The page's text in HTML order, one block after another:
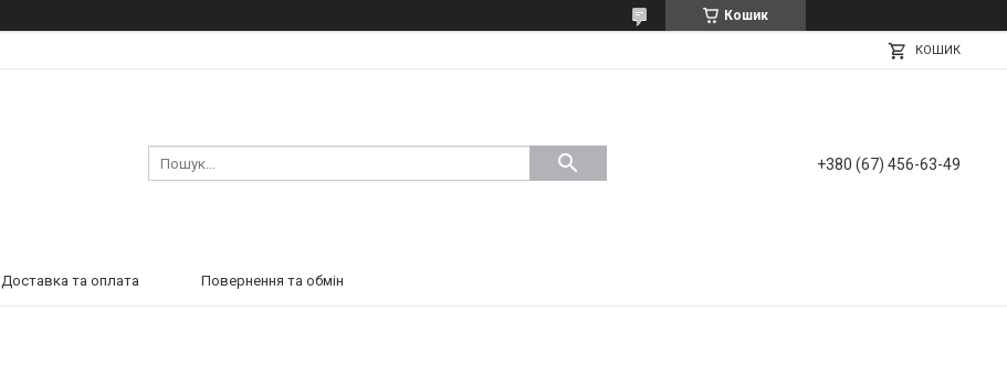
Кошик
КОШИК
+380 (67) 456-63-49
Доставка та оплата Повернення та обмін